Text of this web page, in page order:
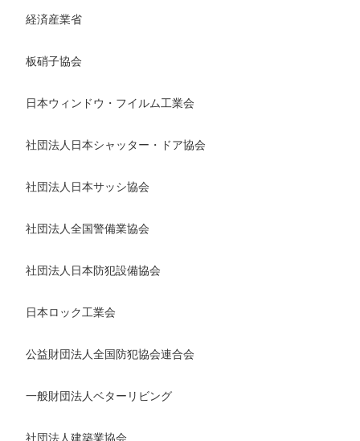
経済産業省
板硝子協会
日本ウィンドウ・フイルム工業会
社団法人日本シャッター・ドア協会
社団法人日本サッシ協会
社団法人全国警備業協会
社団法人日本防犯設備協会
日本ロック工業会
公益財団法人全国防犯協会連合会
一般財団法人ベターリビング
社団法人建築業協会